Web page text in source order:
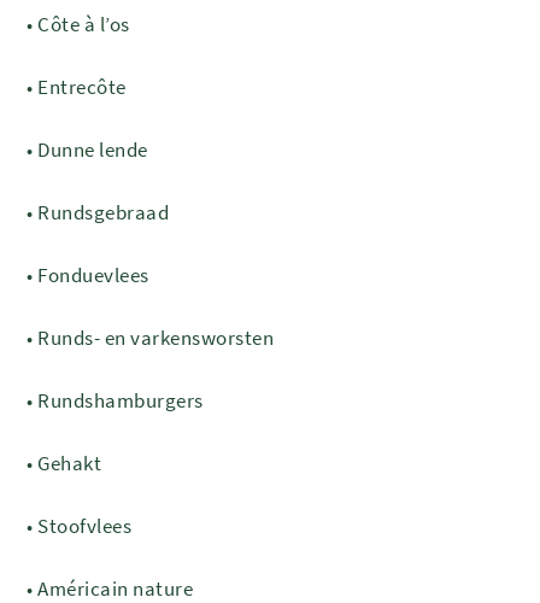
• Côte à l’os
• Entrecôte
• Dunne lende
• Rundsgebraad
• Fonduevlees
• Runds- en varkensworsten
• Rundshamburgers
• Gehakt
• Stoofvlees
• Américain nature